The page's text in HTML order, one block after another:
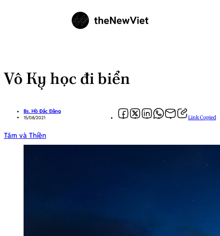
Vô Kỵ học đi biển
Bs. Hồ Đắc Đằng
15/08/2021 Link Copied
Tâm và Thiền